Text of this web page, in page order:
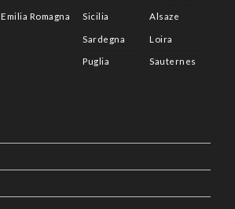
Emilia Romagna Sicilia
Sardegna
Puglia
Alsaze
Loira
Sauternes